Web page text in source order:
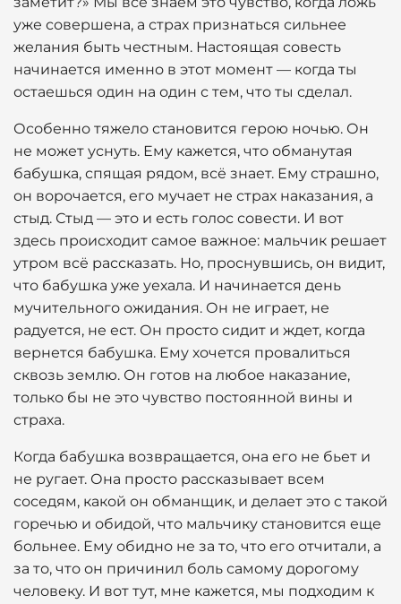
уже совершена, а страх признаться сильнее
желания быть честным. Настоящая совесть
начинается именно в этот момент — когда ты
остаешься один на один с тем, что ты сделал.
Особенно тяжело становится герою ночью. Он
не может уснуть. Ему кажется, что обманутая
бабушка, спящая рядом, всё знает. Ему страшно,
он ворочается, его мучает не страх наказания, а
стыд. Стыд — это и есть голос совести. И вот
здесь происходит самое важное: мальчик решает
утром всё рассказать. Но, проснувшись, он видит,
что бабушка уже уехала. И начинается день
мучительного ожидания. Он не играет, не
радуется, не ест. Он просто сидит и ждет, когда
вернется бабушка. Ему хочется провалиться
сквозь землю. Он готов на любое наказание,
только бы не это чувство постоянной вины и
страха.
Когда бабушка возвращается, она его не бьет и
не ругает. Она просто рассказывает всем
соседям, какой он обманщик, и делает это с такой
горечью и обидой, что мальчику становится еще
больнее. Ему обидно не за то, что его отчитали, а
за то, что он причинил боль самому дорогому
человеку. И вот тут, мне кажется, мы подходим к